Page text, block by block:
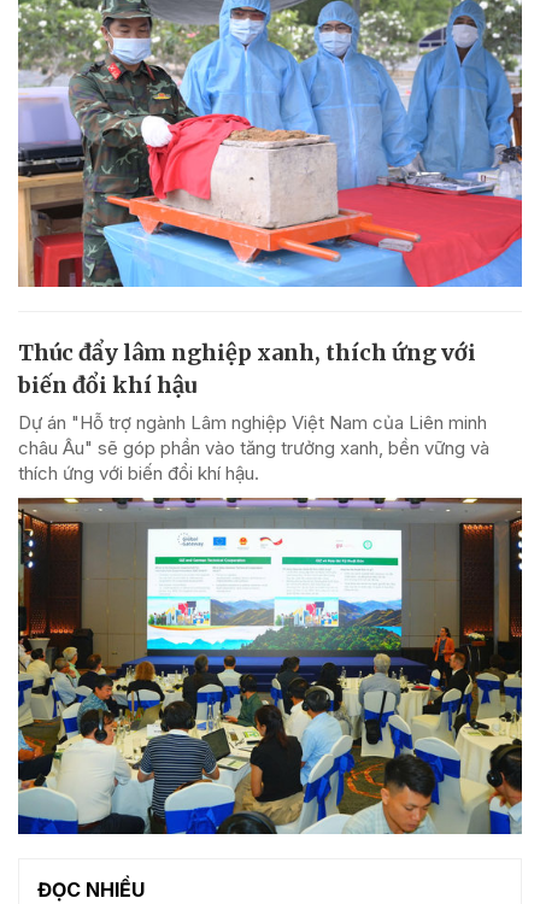
Thúc đẩy lâm nghiệp xanh, thích ứng với
biến đổi khí hậu
Dự án "Hỗ trợ ngành Lâm nghiệp Việt Nam của Liên minh
châu Âu" sẽ góp phần vào tăng trưởng xanh, bền vững và
thích ứng với biến đổi khí hậu.
ĐỌC NHIỀU